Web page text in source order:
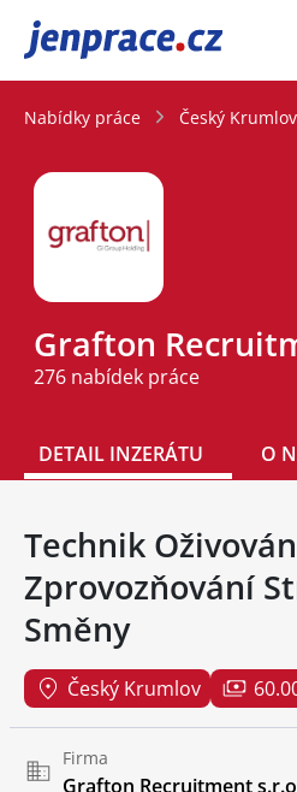
JenPráce.cz
Nabídky práce Český Krumlov
Grafton
276 nabídek práce
DETAIL INZERÁTU O
Technik
Zprovozňování
Směny
Český Krumlov
Firma
Grafton Recruitment